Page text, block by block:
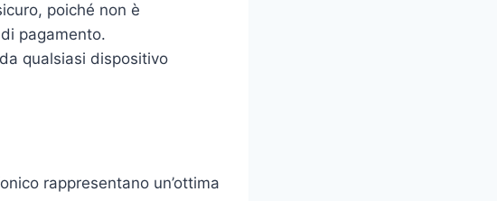
poiché non è
pagamento.
qualsiasi dispositivo
rappresentano un’ottima